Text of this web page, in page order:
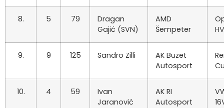
8. 5 79
Dragan
Gajić (SVN)
AMD
Šempeter
9. 9 125 Sandro Zilli
AK Buzet
Autosport
10. 4 59
Ivan
Jaranović
AK RI
Autosport